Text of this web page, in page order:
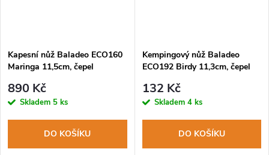
Kapesní nůž Baladeo ECO160
Maringa 11,5cm, čepel
rosewood
890 Kč
Skladem 5 ks
DO KOŠÍKU
Kempingový nůž Baladeo
ECO192 Birdy 11,3cm, čepel
132 Kč
Skladem 4 ks
DO KOŠÍKU